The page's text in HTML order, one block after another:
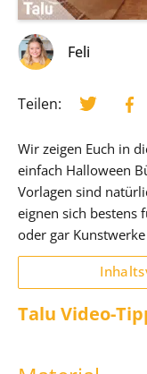
Feli
Teilen:
Wir zeigen Euch in
einfach Halloween
Vorlagen sind
eignen sich bestens
oder gar
Talu Video-